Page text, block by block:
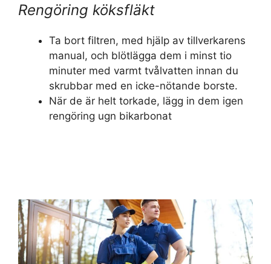
Rengöring köksfläkt
Ta bort filtren, med hjälp av tillverkarens
manual, och blötlägga dem i minst tio
minuter med varmt tvålvatten innan du
skrubbar med en icke-nötande borste.
När de är helt torkade, lägg in dem igen
rengöring ugn bikarbonat